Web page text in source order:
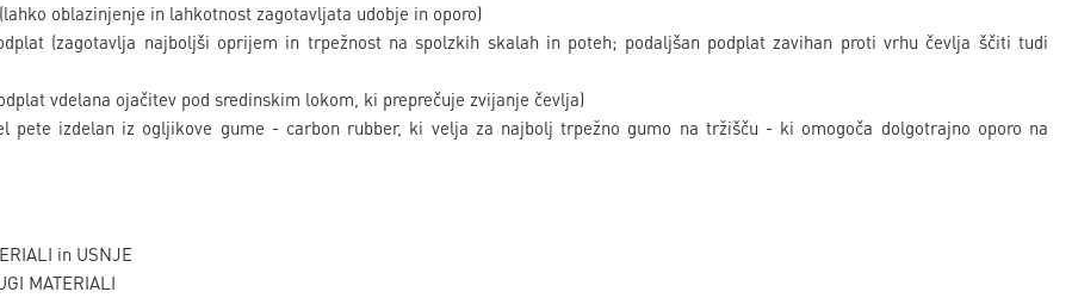
oblazinjenje in lahkotnost zagotavljata udobje in oporo)
(zagotavlja najboljši oprijem in trpežnost na spolzkih skalah in poteh; podaljšan podplat zavihan proti vrhu čevlja ščiti tudi
vdelana ojačitev pod sredinskim lokom, ki preprečuje zvijanje čevlja)
pete izdelan iz ogljikove gume - carbon rubber, ki velja za najbolj trpežno gumo na tržišču - ki omogoča dolgotrajno oporo na
in USNJE
MATERIALI